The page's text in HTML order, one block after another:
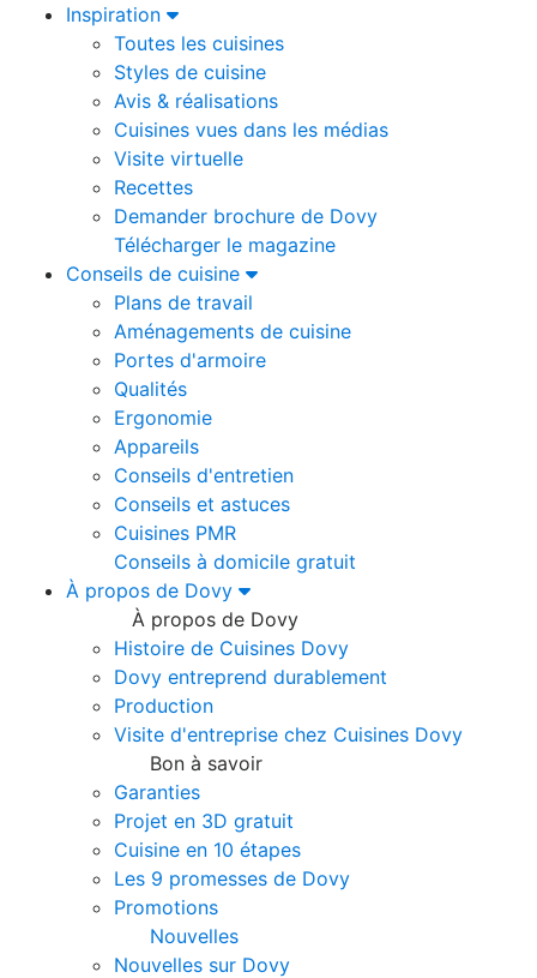
Inspiration
Toutes les cuisines
Styles de cuisine
Avis & réalisations
Cuisines vues dans les médias
Visite virtuelle
Recettes
Demander brochure de Dovy
Télécharger le magazine
Conseils de cuisine
Plans de travail
Aménagements de cuisine
Portes d'armoire
Qualités
Ergonomie
Appareils
Conseils d'entretien
Conseils et astuces
Cuisines PMR
Conseils à domicile gratuit
À propos de Dovy
À propos de Dovy
Histoire de Cuisines Dovy
Dovy entreprend durablement
Production
Visite d'entreprise chez Cuisines Dovy
Bon à savoir
Garanties
Projet en 3D gratuit
Cuisine en 10 étapes
Les 9 promesses de Dovy
Promotions
Nouvelles
Nouvelles sur Dovy